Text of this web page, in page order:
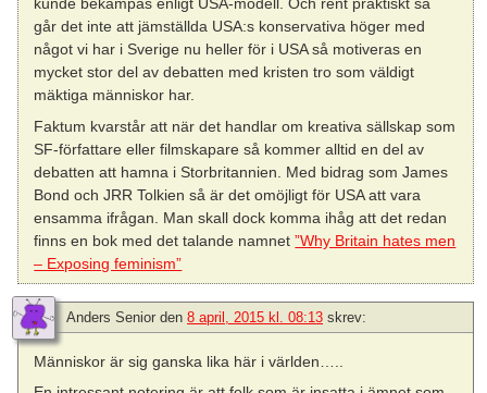
kunde bekämpas enligt USA-modell. Och rent praktiskt så
går det inte att jämställda USA:s konservativa höger med
något vi har i Sverige nu heller för i USA så motiveras en
mycket stor del av debatten med kristen tro som väldigt
mäktiga människor har.
Faktum kvarstår att när det handlar om kreativa sällskap som
SF-författare eller filmskapare så kommer alltid en del av
debatten att hamna i Storbritannien. Med bidrag som James
Bond och JRR Tolkien så är det omöjligt för USA att vara
ensamma ifrågan. Man skall dock komma ihåg att det redan
finns en bok med det talande namnet”Why Britain hates men
– Exposing feminism”
Anders Senior den 8 april, 2015 kl. 08:13 skrev:
Människor är sig ganska lika här i världen…..